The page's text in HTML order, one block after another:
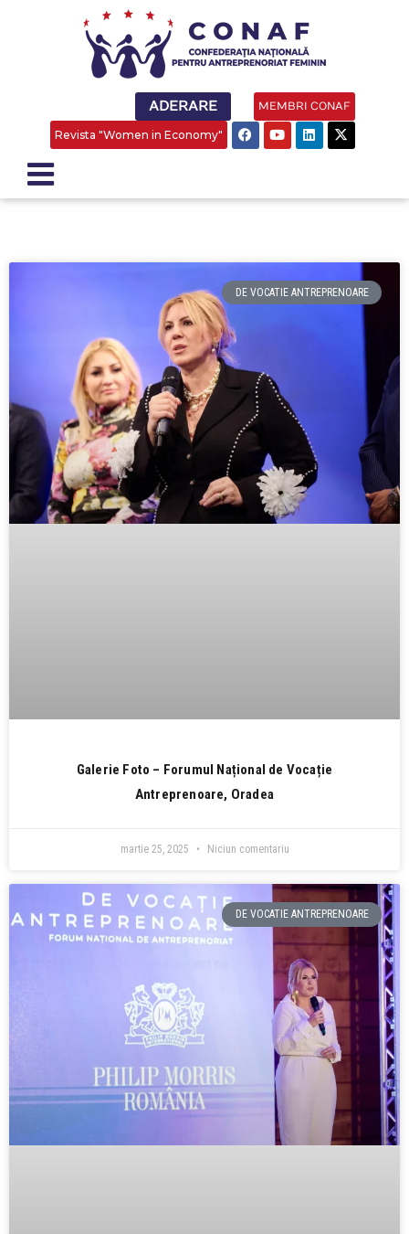
ADERARE MEMBRI CONAF
Revista "Women in Economy"
DE VOCATIE ANTREPRENOARE
Galerie Foto – Forumul Național de Vocație
Antreprenoare, Oradea
martie 25, 2025 Niciun comentariu
DE VOCATIE ANTREPRENOARE